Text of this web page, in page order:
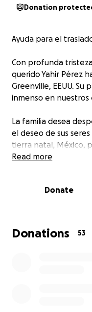
Donation
Ayuda para el
Con profunda
querido Yahir Pérez
Greenville, EEUU. Su
inmenso en nuestros
La familia desea
el deseo de sus
tierra natal, México,
seres queridos. Sin
superan nuestras
Es por eso que
solicitar su apoyo.
Read more
Donate
Donations 53